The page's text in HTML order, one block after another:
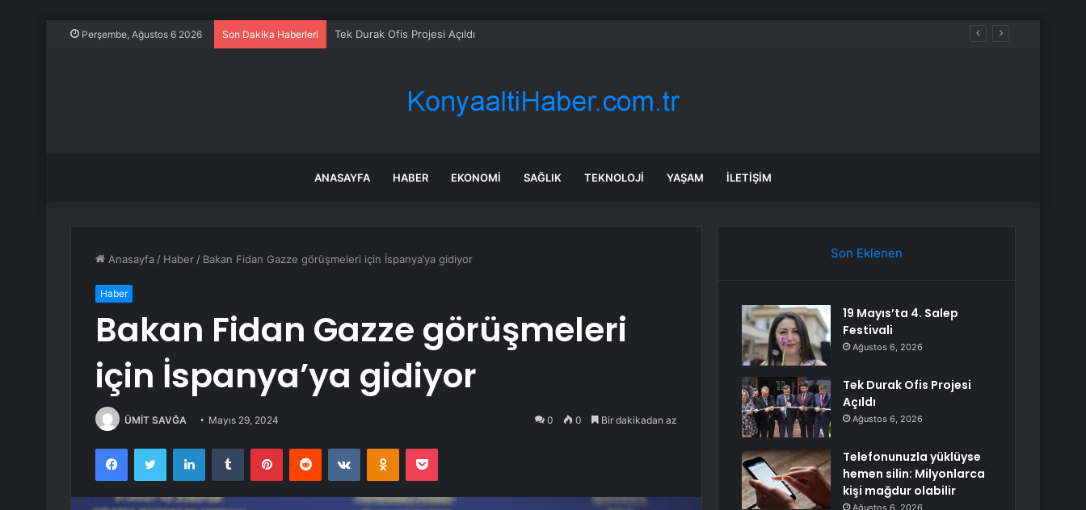
Perşembe, Ağustos 6 2026 Son Dakika Haberleri Tek Durak Ofis Projesi Açıldı
ANASAYFA HABER EKONOMI SAĞLIK TEKNOLOJI YAŞAM İLETIŞIM
Anasayfa / Haber / Bakan Fidan Gazze görüşmeleri için İspanya’ya gidiyor
Haber
Bakan Fidan Gazze görüşmeleri
için İspanya’ya gidiyor
ÜMİT SAVĞA Mayıs 29, 2024 0 0 Bir dakikadan az
FacebookTwitter LinkedInTumblr PinterestReddit VKontakteOdnoklassniki
Pocket
Son Eklenen
19 Mayıs’ta 4. Salep
Festivali
Ağustos 6, 2026
Tek Durak Ofis Projesi
Açıldı
Ağustos 6, 2026
Telefonunuzla yüklüyse
hemen silin: Milyonlarca
kişi mağdur olabilir
Ağustos 6, 2026